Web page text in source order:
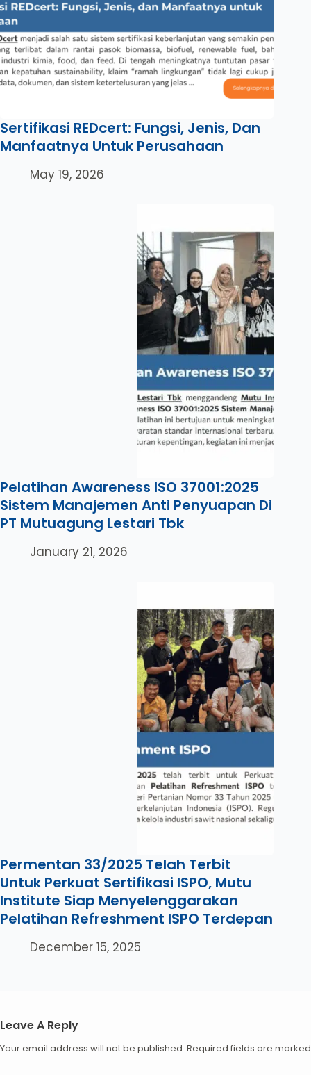
Sertifikasi REDcert: Fungsi, Jenis, Dan
Manfaatnya Untuk Perusahaan
May 19, 2026
Pelatihan Awareness ISO 37001:2025
Sistem Manajemen Anti Penyuapan Di
PT Mutuagung Lestari Tbk
January 21, 2026
Permentan 33/2025 Telah Terbit
Untuk Perkuat Sertifikasi ISPO, Mutu
Institute Siap Menyelenggarakan
Pelatihan Refreshment ISPO Terdepan
December 15, 2025
Leave A Reply
Your email address will not be published. Required fields are